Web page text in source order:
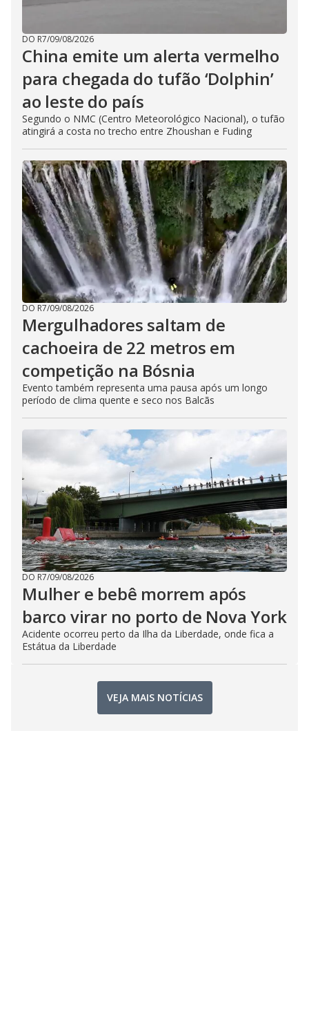
DO R7/09/08/2026
China emite um alerta vermelho
para chegada do tufão ‘Dolphin’
ao leste do país
Segundo o NMC (Centro Meteorológico Nacional), o tufão
atingirá a costa no trecho entre Zhoushan e Fuding
DO R7/09/08/2026
Mergulhadores ​​saltam de
cachoeira de 22 metros em
competição na Bósnia
Evento também representa uma pausa após um longo
período de clima quente e seco nos Balcãs
DO R7/09/08/2026
Mulher e bebê morrem após
barco virar no porto de Nova York
Acidente ocorreu perto da Ilha da Liberdade, onde fica a
Estátua da Liberdade
VEJA MAIS NOTÍCIAS